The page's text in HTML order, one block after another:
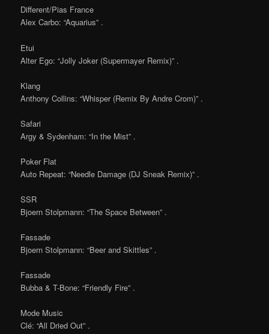
Different/Pias France
Alex Carbo: “Aquarius” .
Etui
Alter Ego: “Jolly Joker (Supermayer Remix)” .
Klang
Anthony Collins: “Whisper (Remix By Andre Crom)” .
Safari
Argy & Sydenham: “In the Mist” .
Poker Flat
Auto Repeat: “Needle Damage (DJ Sneak Remix)” .
SSR
Bjoern Stolpmann: “The Space Between” .
Fassade
Bjoern Stolpmann: “Beer and Skittles” .
Fassade
Bubba & T-Bone: “Friendly Fire” .
Mode Music
Clé: “All Dried Out” .